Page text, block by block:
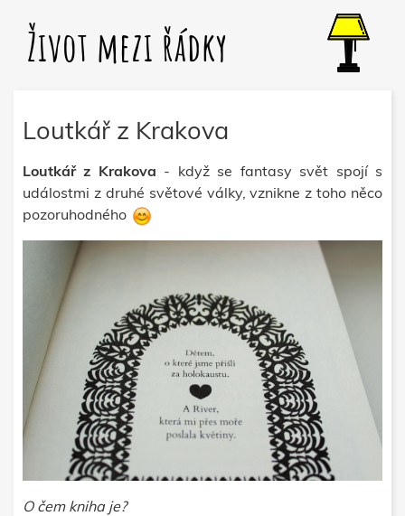
Život mezi řádky
Loutkář z Krakova
Loutkář z Krakova - když se fantasy svět spojí s
událostmi z druhé světové války, vznikne z toho něco
pozoruhodného
O čem kniha je?